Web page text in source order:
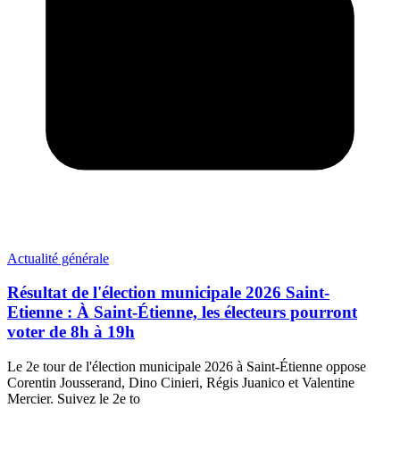
Actualité générale
Résultat de l'élection municipale 2026 Saint-
Etienne : À Saint-Étienne, les électeurs pourront
voter de 8h à 19h
Le 2e tour de l'élection municipale 2026 à Saint-Étienne oppose
Corentin Jousserand, Dino Cinieri, Régis Juanico et Valentine
Mercier. Suivez le 2e to